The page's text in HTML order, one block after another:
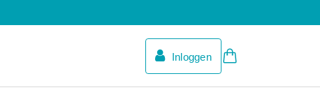
Inloggen